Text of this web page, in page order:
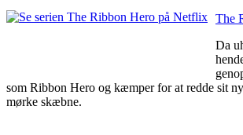
The
Da
som Ribbon Hero og kæmper for at redde sit
mørke skæbne.